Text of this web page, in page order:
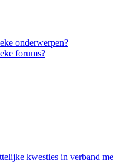
onderwerpen?
forums?
kwesties in verband